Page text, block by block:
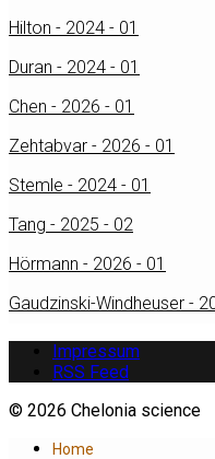
Hilton - 2024 - 01
Duran - 2024 - 01
Chen - 2026 - 01
Zehtabvar - 2026 - 01
Stemle - 2024 - 01
Tang - 2025 - 02
Hörmann - 2026 - 01
Gaudzinski-Windheuser -
Impressum
RSS Feed
© 2026 Chelonia science
Home